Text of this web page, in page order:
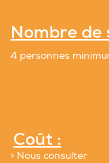
Nombre de
4 personnes
Coût :
> Nous consulter